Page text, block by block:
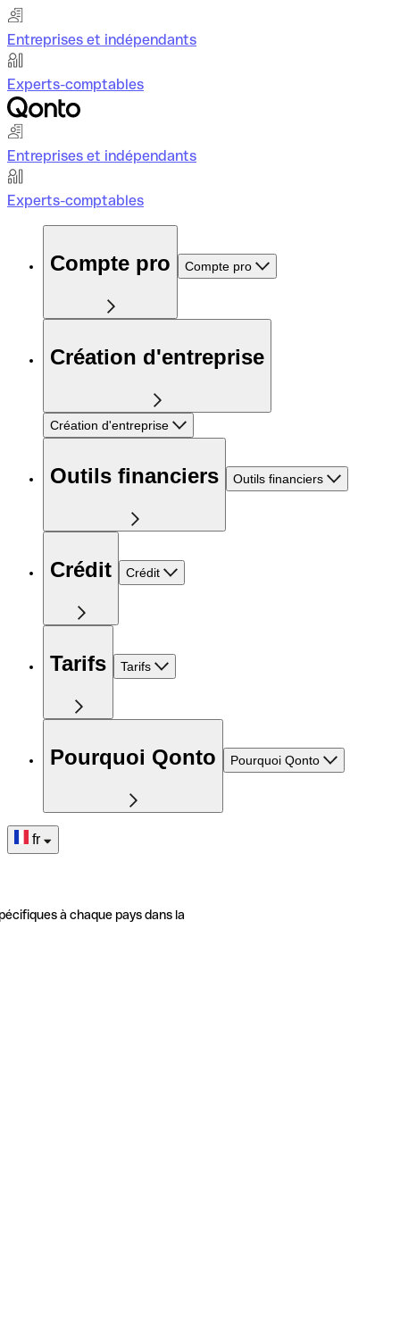
Entreprises et indépendants
Experts-comptables
Entreprises et indépendants
Experts-comptables
Compte pro Compte pro
Création d'entreprise
Création d'entreprise
Outils financiers Outils financiers
Crédit Crédit
Tarifs Tarifs
Pourquoi Qonto Pourquoi Qonto
fr
à chaque pays dans la